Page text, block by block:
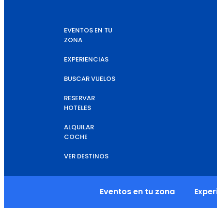
EVENTOS EN TU
ZONA
EXPERIENCIAS
BUSCAR VUELOS
RESERVAR
HOTELES
ALQUILAR
COCHE
VER DESTINOS
Eventos en tu zona